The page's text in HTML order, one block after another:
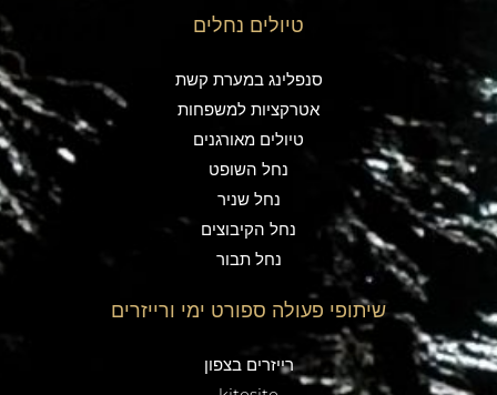
טיולים נחלים
סנפלינג במערת קשת
אטרקציות למשפחות
טיולים מאורגנים
נחל השופט
נחל שניר
נחל הקיבוצים
נחל תבור
שיתופי פעולה ספורט ימי ורייזרים
רייזרים בצפון